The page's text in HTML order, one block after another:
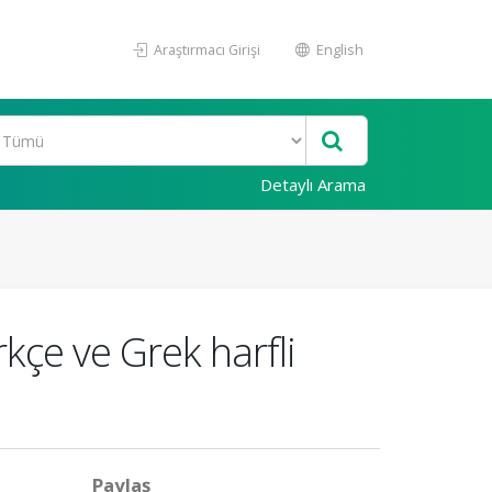
Araştırmacı Girişi English
Detaylı Arama
ve Grek harfli
Paylaş